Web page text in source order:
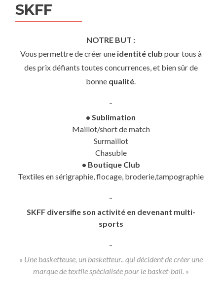
SKFF
NOTRE BUT :
Vous permettre de créer une identité club pour tous à
des prix défiants toutes concurrences, et bien sûr de
bonne qualité.
˜
• Sublimation
Maillot/short de match
Surmaillot
Chasuble
• Boutique Club
Textiles en sérigraphie, flocage, broderie,tampographie
˜
SKFF diversifie son activité en devenant multi-
sports
˜
« Une basketteuse, un basketteur.. qui décident de créer une
marque de textile spécialisée pour le basket-ball. »